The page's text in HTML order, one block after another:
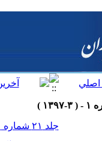
جلد ۲۱ شماره ۱ صفحات ۱۲۱-۹۹